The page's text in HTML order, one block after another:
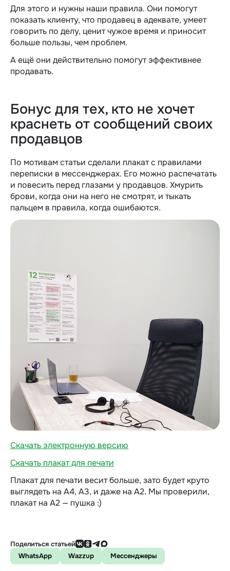
Для этого и нужны наши правила. Они помогут
показать клиенту, что продавец в адеквате, умеет
говорить по делу, ценит чужое время и приносит
больше пользы, чем проблем.
А ещё они действительно помогут эффективнее
продавать.
Бонус для тех, кто не хочет
краснеть от сообщений своих
продавцов
По мотивам статьи сделали плакат с правилами
переписки в мессенджерах. Его можно распечатать
и повесить перед глазами у продавцов. Хмурить
брови, когда они на него не смотрят, и тыкать
пальцем в правила, когда ошибаются.
Скачать электронную версию
Скачать плакат для печати
Плакат для печати весит больше, зато будет круто
выглядеть на А4, А3, и даже на А2. Мы проверили,
плакат на А2 — пушка :)
Поделиться статьей
WhatsApp
Wazzup Мессенджеры